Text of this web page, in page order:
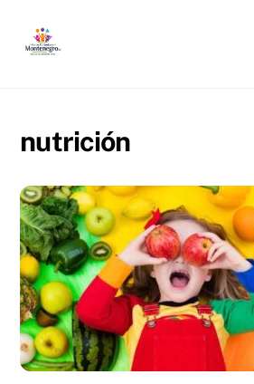
content
nutrición